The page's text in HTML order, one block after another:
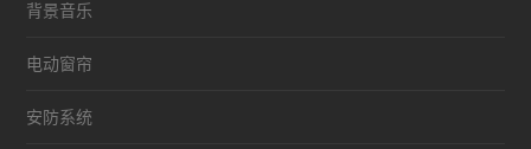
背景音乐
电动窗帘
安防系统